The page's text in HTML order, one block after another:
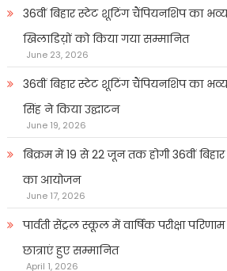
36वीं बिहार स्टेट शूटिंग चैंपियनशिप का
खिलाडिय़ों को किया गया सम्मानित
June 23, 2026
36वीं बिहार स्टेट शूटिंग चैंपियनशिप का
सिंह ने किया उद्घाटन
June 19, 2026
बिक्रम में 19 से 22 जून तक होगी 36वीं
का आयोजन
June 17, 2026
पार्वती सेंट्रल स्कूल में वार्षिक परीक्षा
छात्राएं हुए सम्मानित
April 1, 2026